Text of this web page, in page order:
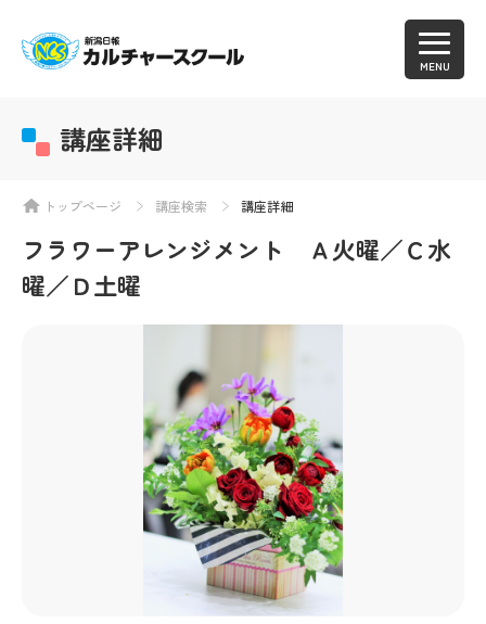
MENU
講座詳細
トップページ 講座検索 講座詳細
フラワーアレンジメント Ａ火曜／Ｃ水
曜／Ｄ土曜